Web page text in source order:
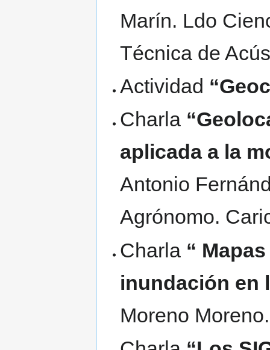
Marín. Ldo
Técnica de
Actividad
Charla
aplicada a la
Antonio
Agrónomo.
Charla “
inundación en
Moreno